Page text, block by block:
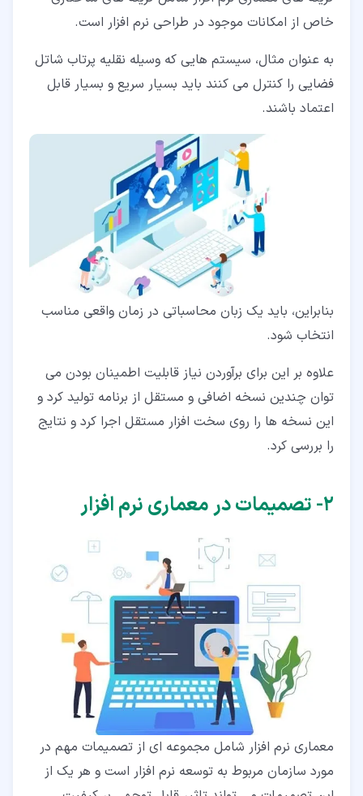
خاص از امکانات موجود در طراحی نرم افزار است.
به عنوان مثال، سیستم هایی که وسیله نقلیه پرتاب شاتل
فضایی را کنترل می کنند باید بسیار سریع و بسیار قابل
اعتماد باشند.
بنابراین، باید یک زبان محاسباتی در زمان واقعی مناسب
انتخاب شود.
علاوه بر این برای برآوردن نیاز قابلیت اطمینان بودن می
توان چندین نسخه اضافی و مستقل از برنامه تولید کرد و
این نسخه ها را روی سخت افزار مستقل اجرا کرد و نتایج
را بررسی کرد.
۲‏- تصمیمات در معماری نرم افزار
معماری نرم افزار شامل مجموعه ای از تصمیمات مهم در
مورد سازمان مربوط به توسعه نرم افزار است و هر یک از